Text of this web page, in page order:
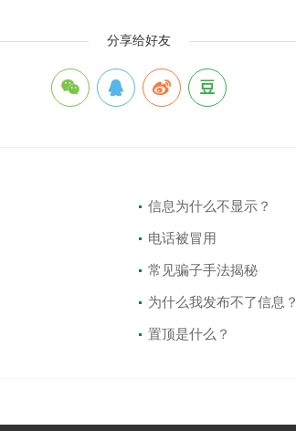
分享给好友
信息为什么不显示？
电话被冒用
常见骗子手法揭秘
为什么我发布不了信息？
置顶是什么？